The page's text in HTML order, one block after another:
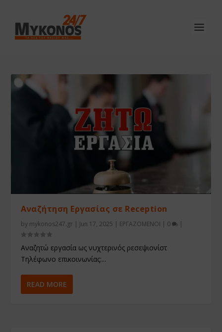
Αναζήτηση Εργασίας σε Reception
by mykonos247.gr | Jun 17, 2025 | ΕΡΓΑΖΟΜΕΝΟΙ | 0 |
Αναζητώ εργασία ως νυχτερινός ρεσεψιονίστ
Τηλέφωνο επικοινωνίας:...
READ MORE